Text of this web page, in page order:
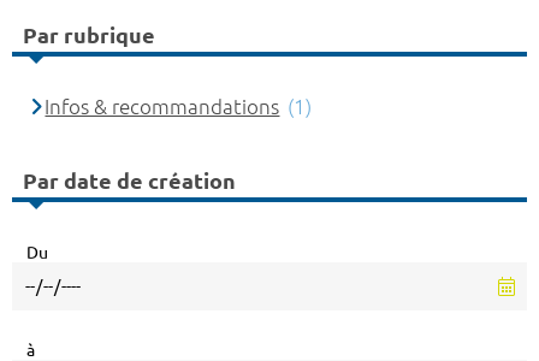
Par rubrique
Infos & recommandations (1)
Par date de création
Du
à